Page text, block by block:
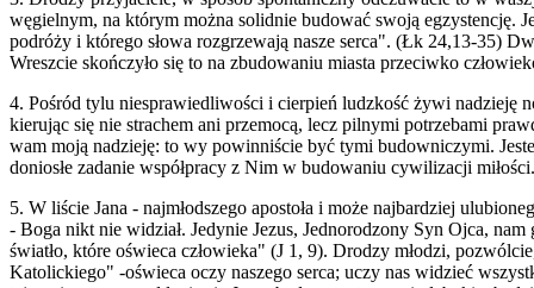
węgielnym, na którym można solidnie budować swoją egzystencję.
podróży i którego słowa rozgrzewają nasze serca". (Łk 24,13-35)
Wreszcie skończyło się to na zbudowaniu miasta przeciwko
4. Pośród tylu niesprawiedliwości i cierpień ludzkość żywi nadzieję
kierując się nie strachem ani przemocą, lecz pilnymi potrzebami
wam moją nadzieję: to wy powinniście być tymi budowniczymi.
doniosłe zadanie współpracy z Nim w budowaniu cywilizacji miłości.
5. W liście Jana - najmłodszego apostoła i może najbardziej
- Boga nikt nie widział. Jedynie Jezus, Jednorodzony Syn Ojca,
światło, które oświeca człowieka" (J 1, 9). Drodzy młodzi,
Katolickiego" -oświeca oczy naszego serca; uczy nas widzieć